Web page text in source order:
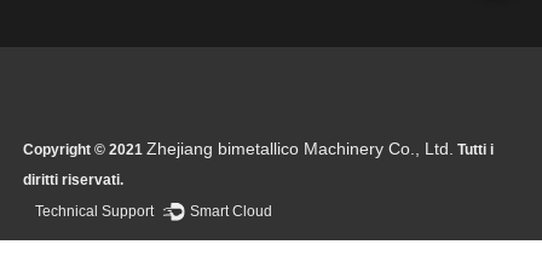
Copyright © 2021Zhejiang bimetallico Machinery Co., Ltd. Tutti i
diritti riservati.
Technical Support ： Smart Cloud